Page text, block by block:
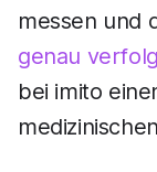
messen und
genau
bei imito